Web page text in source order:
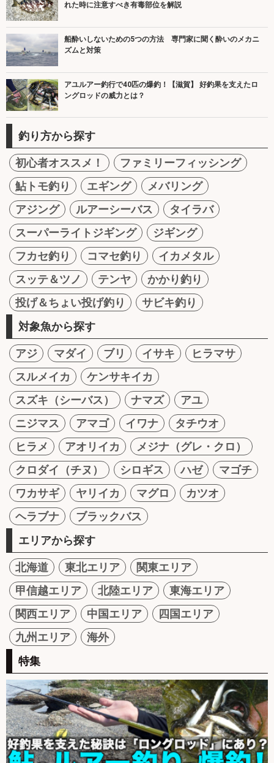
れた時に注意すべき有毒部位を解説
船酔いしないための5つの方法 専門家に聞く酔いのメカニ
ズムと対策
アユルアー釣行で40匹の爆釣！【滋賀】 好釣果を支えたロ
ングロッドの威力とは？
釣り方から探す
初心者オススメ！
ファミリーフィッシング
鮎トモ釣り
エギング
メバリング
アジング
ルアーシーバス
タイラバ
スーパーライトジギング
ジギング
フカセ釣り
コマセ釣り
イカメタル
スッテ＆ツノ
テンヤ
かかり釣り
投げ＆ちょい投げ釣り
サビキ釣り
対象魚から探す
アジ マダイ ブリ イサキ
ヒラマサ
スルメイカ
ケンサキイカ
スズキ（シーバス）
ナマズ
アユ
ニジマス
アマゴ イワナ
タチウオ
ヒラメ
アオリイカ
メジナ（グレ・クロ）
クロダイ（チヌ）
シロギス ハゼ
マゴチ
ワカサギ
ヤリイカ マグロ
カツオ
ヘラブナ
ブラックバス
エリアから探す
北海道 東北エリア
関東エリア
甲信越エリア
北陸エリア
東海エリア
関西エリア
中国エリア
四国エリア
九州エリア
海外
特集